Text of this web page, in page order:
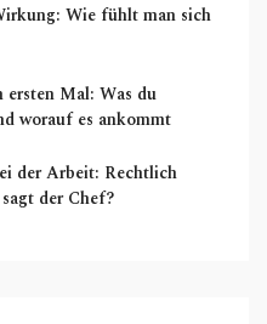
Wie fühlt man sich
Mal: Was du
worauf es ankommt
der Arbeit: Rechtlich
der Chef?